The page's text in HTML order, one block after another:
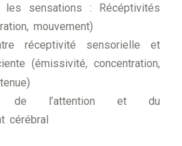
les sensations : Récéptivités
mouvement)
réceptivité sensorielle et
(émissivité, concentration,
de l’attention et du
cérébral